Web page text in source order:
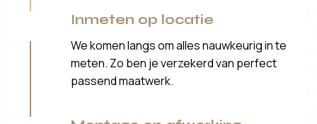
Inmeten op locatie
We komen langs om alles nauwkeurig in te
meten. Zo ben je verzekerd van perfect
passend maatwerk.